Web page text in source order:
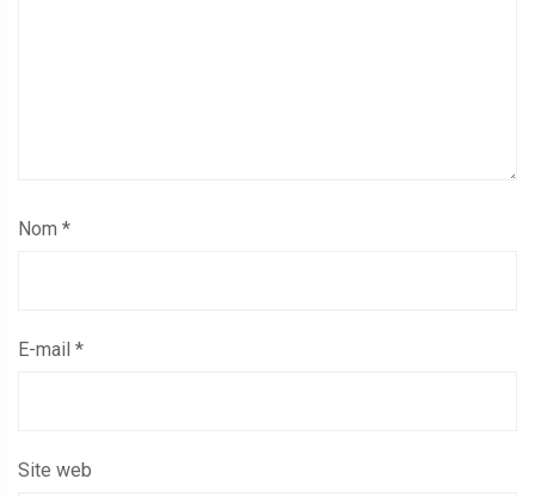
Nom *
E-mail *
Site web